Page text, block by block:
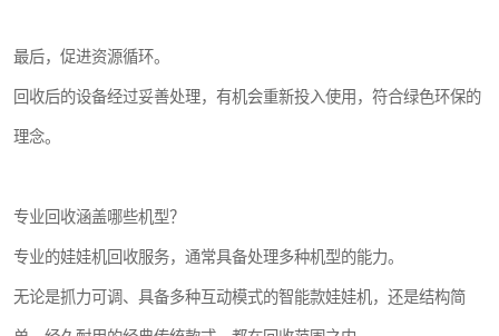
最后，促进资源循环。
回收后的设备经过妥善处理，有机会重新投入使用，符合绿色环保的
理念。
专业回收涵盖哪些机型？
专业的娃娃机回收服务，通常具备处理多种机型的能力。
无论是抓力可调、具备多种互动模式的智能款娃娃机，还是结构简